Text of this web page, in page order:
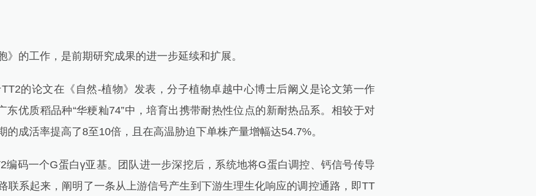
的工作，是前期研究成果的进一步延续和扩展。
的论文在《自然-植物》发表，分子植物卓越中心博士后阚义是论文第一作
东优质稻品种“华粳籼74”中，培育出携带耐热性位点的新耐热品系。相较于对
的成活率提高了8至10倍，且在高温胁迫下单株产量增幅达54.7%。
码一个G蛋白γ亚基。团队进一步深挖后，系统地将G蛋白调控、钙信号传导
联系起来，阐明了一条从上游信号产生到下游生理生化响应的调控通路，即TT